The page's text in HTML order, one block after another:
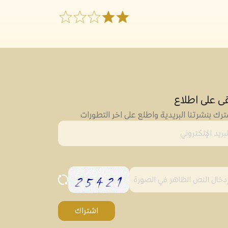
على اطلاع
بنشرتنا البريدية واطلع على اخر التطورات